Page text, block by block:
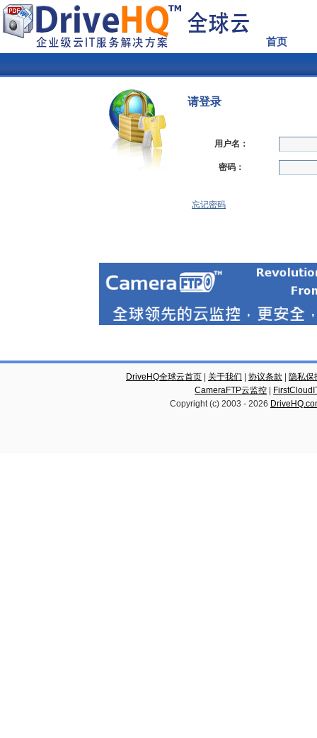
首页
请登录
用户名：
密码：
忘记密码
DriveHQ全球云首页 关于我们 协议条款
隐私保
CameraFTP云监控
Copyright (c) 2003 - 2026